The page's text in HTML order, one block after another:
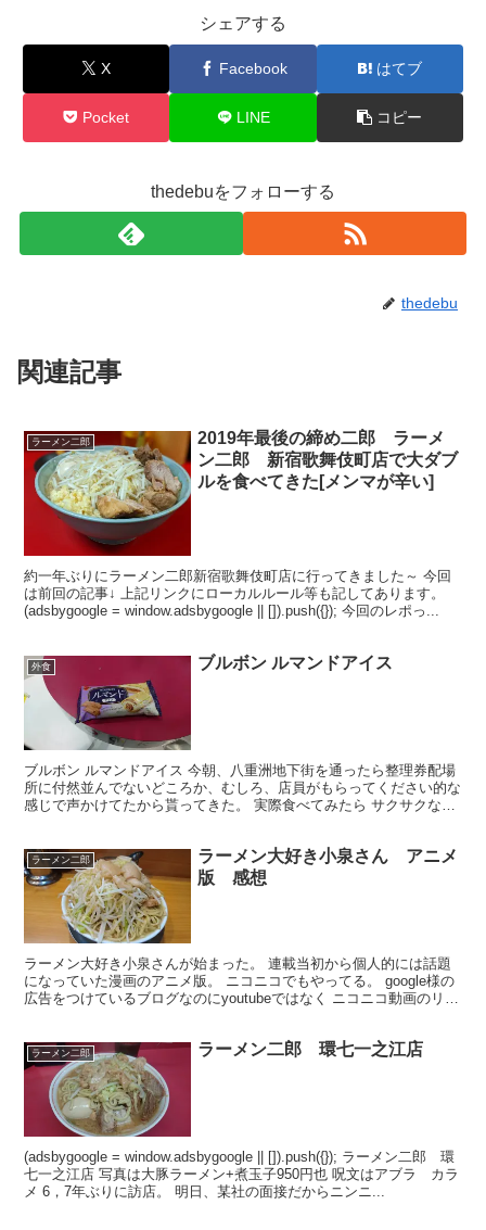
シェアする
X Facebook はてブ
Pocket LINE コピー
thedebuをフォローする
thedebu
関連記事
ラーメン二郎
2019年最後の締め二郎 ラーメ
ン二郎 新宿歌舞伎町店で大ダブ
ルを食べてきた[メンマが辛い]
約一年ぶりにラーメン二郎新宿歌舞伎町店に行ってきました～ 今回
は前回の記事↓ 上記リンクにローカルルール等も記してあります。
(adsbygoogle = window.adsbygoogle || []).push({}); 今回のレポっ...
外食 ブルボン ルマンドアイス
ブルボン ルマンドアイス 今朝、八重洲地下街を通ったら整理券配場
所に付然並んでないどころか、むしろ、店員がもらってください的な
感じで声かけてたから貰ってきた。 実際食べてみたら サクサクなブ
ラーメン二郎
ラーメン大好き小泉さん アニメ
版 感想
ラーメン大好き小泉さんが始まった。 連載当初から個人的には話題
になっていた漫画のアニメ版。 ニコニコでもやってる。 google様の
広告をつけているブログなのにyoutubeではなく ニコニコ動画のリン
ラーメン二郎 ラーメン二郎 環七一之江店
(adsbygoogle = window.adsbygoogle || []).push({}); ラーメン二郎 環
七一之江店 写真は大豚ラーメン+煮玉子950円也 呪文はアブラ カラ
メ 6，7年ぶりに訪店。 明日、某社の面接だからニンニ...